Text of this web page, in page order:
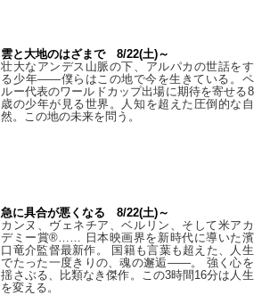
雲と大地のはざまで 8/22(土)～
壮大なアンデス山脈の下、アルパカの世話をす
る少年――僕らはこの地で今を生きている。ペ
ルー代表のワールドカップ出場に期待を寄せる8
歳の少年が見る世界。人知を超えた圧倒的な自
然。この地の未来を問う。
急に具合が悪くなる 8/22(土)～
カンヌ、ヴェネチア、ベルリン、そして米アカ
デミー賞®…… 日本映画界を新時代に導いた濱
口竜介監督最新作。 国籍も言葉も超えた、人生
でたった一度きりの、魂の邂逅――。 強く心を
揺さぶる、比類なき傑作。この3時間16分は人生
を変える。